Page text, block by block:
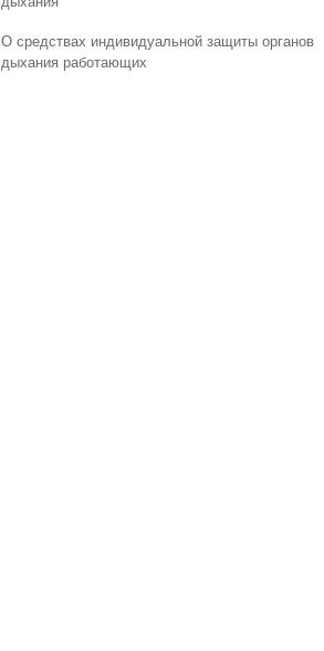
О средствах индивидуальной защиты органов
дыхания работающих